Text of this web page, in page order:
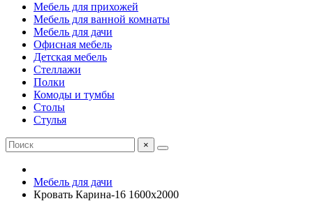
Мебель для прихожей
Мебель для ванной комнаты
Мебель для дачи
Офисная мебель
Детская мебель
Стеллажи
Полки
Комоды и тумбы
Столы
Стулья
×
Мебель для дачи
Кровать Карина-16 1600х2000